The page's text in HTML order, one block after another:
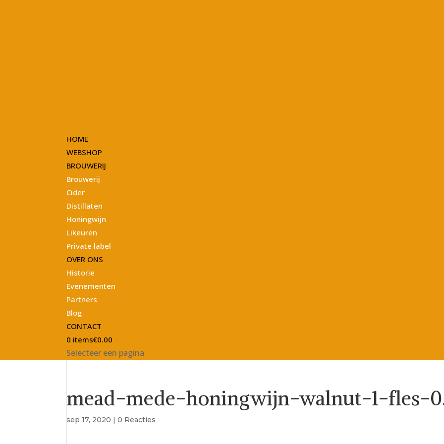
HOME
WEBSHOP
BROUWERIJ
Brouwerij
Cider
Distillaten
Honingwijn
Likeuren
Private label
OVER ONS
Historie
Evenementen
Partners
Blog
CONTACT
0 items€0.00
Selecteer een pagina
mead-mede-honingwijn-walnut-1-fles-
sep 17, 2020 |0 Reacties